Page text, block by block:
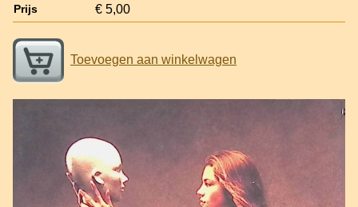
Prijs € 5,00
Toevoegen aan winkelwagen